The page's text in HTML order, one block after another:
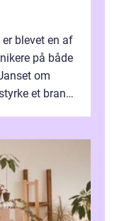
blevet en af
på både
om
et brand,